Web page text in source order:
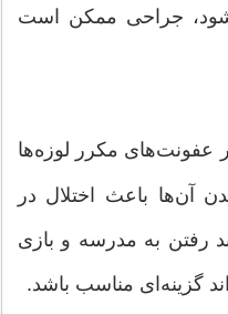
جراحی ممکن است
عفونت‌های مکرر لوزه‌ها
آن‌ها باعث اختلال در
رفتن به مدرسه و بازی
گزینه‌ای مناسب باشد.